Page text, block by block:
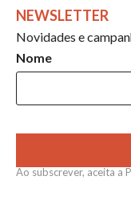
NEWSLETTER
Novidades e
Nome
Ao subscrever, aceita a